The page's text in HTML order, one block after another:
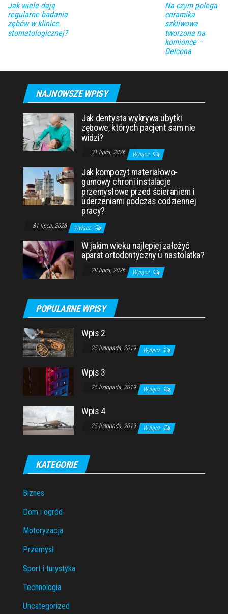
Jak wiele dają
regularne badania
zębów w klinice
stomatologicznej?
Na czym polega
ceramika
szkliwowa
tworzona na
komionce –
Delcona
NAJNOWSZE WPISY
Jak dentysta wykrywa ubytki
zębowe, których pacjent sam nie
widzi?
31 lipca, 2026 Wyłącz
Jak kompozyt materiałowo-
gumowy chroni instalacje
przemysłowe przed ścieraniem i
uderzeniami podczas codziennej
pracy?
31 lipca, 2026 Wyłącz
W jakim wieku najlepiej założyć
aparat ortodontyczny u nastolatka?
28 lipca, 2026 Wyłącz
POPULARNE WPISY
Wpis 2
25 listopada, 2019 Wyłącz
Wpis 3
25 listopada, 2019 Wyłącz
Wpis 4
25 listopada, 2019 Wyłącz
KATEGORIE
Biznes
Dom i ogród
Motoryzacja
Przemysł
Sport i turystyka
Technologia
Uncategorized